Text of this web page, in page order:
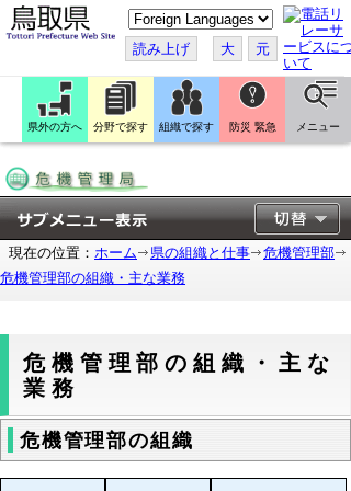
こ
の
ペ
ー
ジ
翻
訳
す
読み上げ 大 元
県外の方へ 分野で探す 組織で探す 防災 緊急 メニュー
現在の位置： ホーム 県の組織と仕事
危機管理部
危機管理部の組織・主な業務
危機管理部の組織・主な
業務
危機管理部の組織